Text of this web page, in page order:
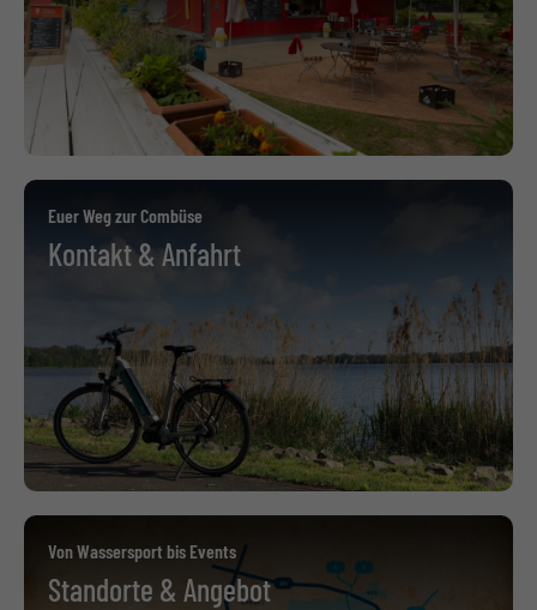
Euer Weg zur Combüse
Kontakt & Anfahrt
Von Wassersport bis Events
Standorte & Angebot